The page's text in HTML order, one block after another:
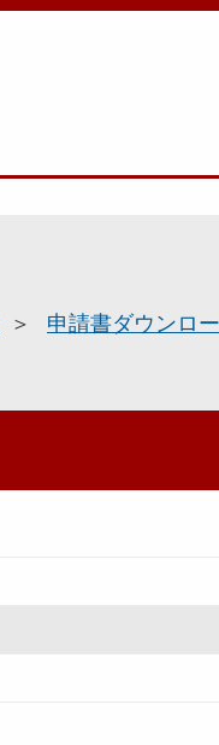
申請書ダウンロ